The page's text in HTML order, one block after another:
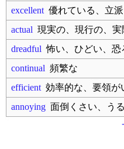
excellent 優れている、立
actual 現実の、現行の、
dreadful 怖い、ひどい、恐
continual 頻繁な
efficient 効率的な、要領が
annoying 面倒くさい、う